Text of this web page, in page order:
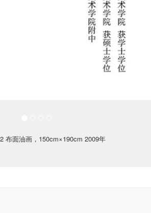
2 布面油画，150cm×190cm 2009年